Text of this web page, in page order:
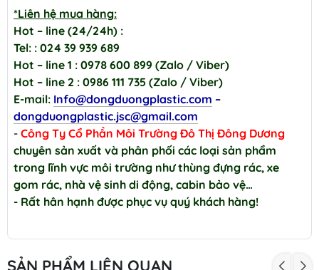
*Liên hệ mua hàng:
Hot – line (24/24h) :
Tel: : 024 39 939 689
Hot – line 1 : 0978 600 899 (Zalo / Viber)
Hot – line 2 : 0986 111 735 (Zalo / Viber)
E-mail: Info@dongduongplastic.com –
dongduongplastic.jsc@gmail.com
- Công Ty Cổ Phần Môi Trường Đô Thị Đông Dương
chuyên sản xuất và phân phối các loại sản phẩm
trong lĩnh vực môi trường như thùng đựng rác, xe
gom rác, nhà vệ sinh di động, cabin bảo vệ…
- Rất hân hạnh được phục vụ quý khách hàng!
SẢN PHẨM LIÊN QUAN